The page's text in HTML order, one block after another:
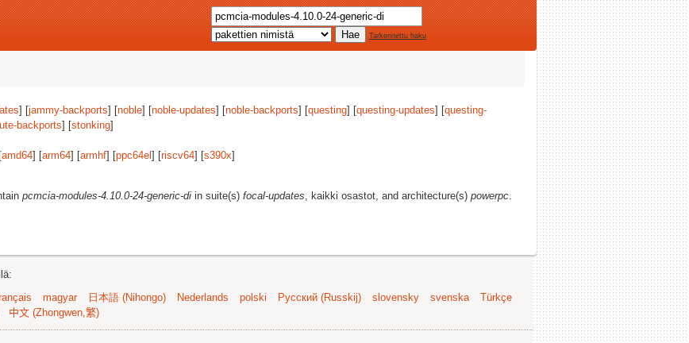
Tarkennettu haku
] [jammy-backports] [noble] [noble-updates] [noble-backports] [questing] [questing-updates] [questing-
backports] [stonking]
amd64] [arm64] [armhf] [ppc64el ] [riscv64] [s390x]
pcmcia-modules-4.10.0-24-generic-di in suite(s) focal-updates, kaikki osastot, and architecture(s) powerpc.
magyar 日本語 (Nihongo) Nederlands polski Русский (Russkij) slovensky svenska
Türkçe
中文 (Zhongwen,繁)